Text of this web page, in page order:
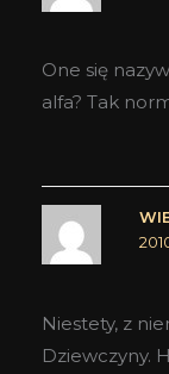
One się
alfa? Tak
Niestety, z
Dziewczyny.